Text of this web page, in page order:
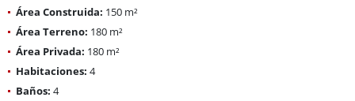
Área Construida: 150 m²
Área Terreno: 180 m²
Área Privada: 180 m²
Habitaciones: 4
Baños: 4